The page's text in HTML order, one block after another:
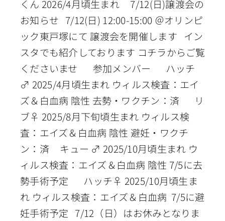
くん 2026/4月頃生まれ 7/12(日)譲渡会の
お知らせ 7/12(日) 12:00-15:00 ＠オリンピ
ック東戸塚にて 譲渡会を開催します イン
スタでも紹介しております コチラからご覧
くださいませ 参加メンバー ハッチ
♂ 2025/4月頃生まれ ウィルス検査：エイ
ズ＆白血病 陰性 去勢・ワクチン：済 リ
ブ♀ 2025/8月下旬頃生まれ ウィルス検
査：エイズ＆白血病 陰性 避妊・ワクチ
ン：済 キュー ♂ 2025/10月頃生まれ ウ
ィルス検査：エイズ＆白血病 陰性 7/5に去
勢手術予定 ハッチ♀ 2025/10月頃生ま
れ ウィルス検査：エイズ＆白血病 7/5に避
妊手術予定 7/12（日）はお休みとなりま